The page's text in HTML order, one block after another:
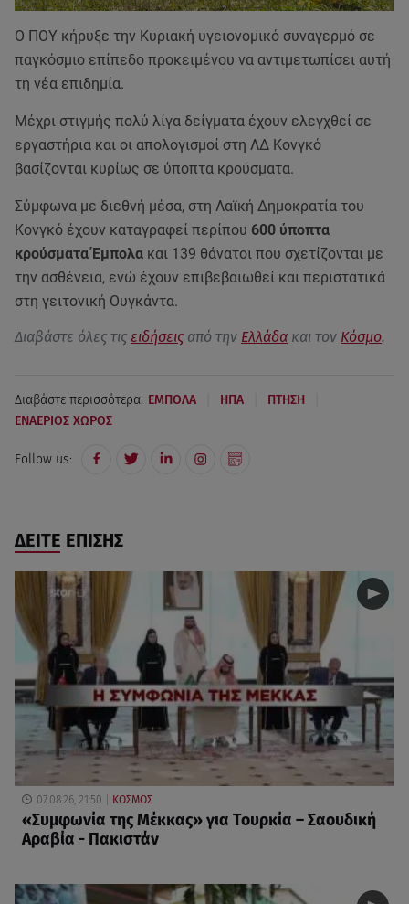
Ο ΠΟΥ κήρυξε την Κυριακή υγειονομικό συναγερμό σε
παγκόσμιο επίπεδο προκειμένου να αντιμετωπίσει αυτή
τη νέα επιδημία.
Μέχρι στιγμής πολύ λίγα δείγματα έχουν ελεγχθεί σε
εργαστήρια και οι απολογισμοί στη ΛΔ Κονγκό
βασίζονται κυρίως σε ύποπτα κρούσματα.
Σύμφωνα με διεθνή μέσα, στη Λαϊκή Δημοκρατία του
Κονγκό έχουν καταγραφεί περίπου 600 ύποπτα
κρούσματα Έμπολα και 139 θάνατοι που σχετίζονται με
την ασθένεια, ενώ έχουν επιβεβαιωθεί και περιστατικά
στη γειτονική Ουγκάντα.
Διαβάστε όλες τις ειδήσεις από την Ελλάδα και τον Κόσμο.
Διαβάστε περισσότερα: ΕΜΠΟΛΑ ΗΠΑ ΠΤΗΣΗ
ΕΝΑΕΡΙΟΣ ΧΩΡΟΣ
Follow us:
ΔΕΙΤΕ ΕΠΙΣΗΣ
07.08.26, 21:50 ΚΟΣΜΟΣ
«Συμφωνία της Μέκκας» για Τουρκία – Σαουδική
Αραβία - Πακιστάν